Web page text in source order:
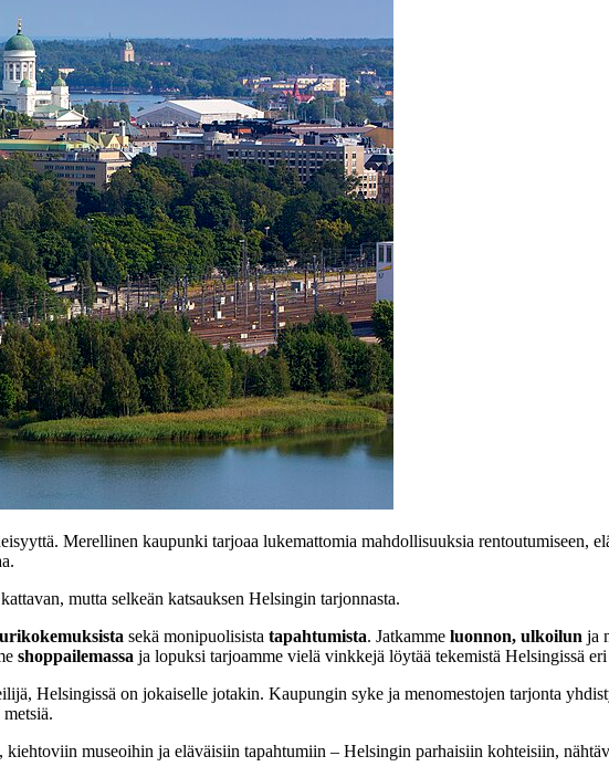
Merellinen kaupunki tarjoaa lukemattomia mahdollisuuksia rentoutumiseen,
mutta selkeän katsauksen Helsingin tarjonnasta.
sekä monipuolisista tapahtumista. Jatkamme luonnon, ulkoilun ja
shoppailemassa ja lopuksi tarjoamme vielä vinkkejä löytää tekemistä Helsingissä
Helsingissä on jokaiselle jotakin. Kaupungin syke ja menomestojen tarjonta
museoihin ja eläväisiin tapahtumiin – Helsingin parhaisiin kohteisiin,